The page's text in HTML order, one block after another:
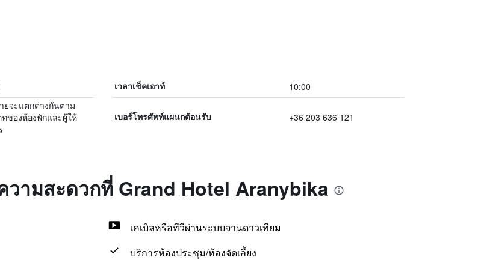
เวลาเช็คเอาท์ 10:00
ยจะแตกต่างกันตาม
ทของห้องพักและผู้ให้
เบอร์โทรศัพท์แผนกต้อนรับ +36 203 636 121
ามสะดวกที่ Grand Hotel Aranybika
เคเบิลหรือทีวีผ่านระบบจานดาวเทียม
บริการห้องประชุม/ห้องจัดเลี้ยง